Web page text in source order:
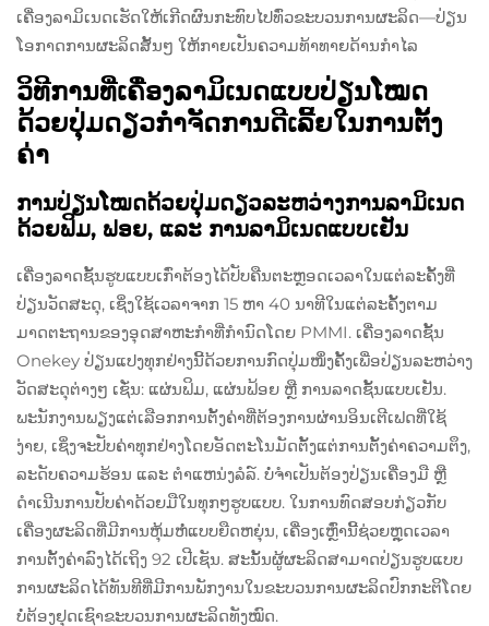
ເຄື່ອງລາມິເນດເຮັດໃຫ້ເກີດຜົນກະທົບໄປທົ່ວຂະບວນການຜະລິດ—ປ່ຽນ
ໂອກາດການຜະລິດສັ້ນໆ ໃຫ້ກາຍເປັນຄວາມທ້າທາຍດ້ານກຳໄລ
ວິທີການທີ່ເຄື່ອງລາມິເນດແບບປ່ຽນໂໝດ
ດ້ວຍປຸ່ມດຽວກຳຈັດການດີເລີ້ຍໃນການຕັ້ງ
ຄ່າ
ການປ່ຽນໂໝດດ້ວຍປຸ່ມດຽວລະຫວ່າງການລາມິເນດ
ດ້ວຍຟິມ, ຟອຍ, ແລະ ການລາມິເນດແບບເຢັນ
ເຄື່ອງລາດຊັ້ນຮູບແບບເກົ່າຕ້ອງໄດ້ປັບຄືນຕະຫຼອດເວລາໃນແຕ່ລະຄັ້ງທີ່
ປ່ຽນວັດສະດຸ, ເຊິ່ງໃຊ້ເວລາຈາກ 15 ຫາ 40 ນາທີໃນແຕ່ລະຄັ້ງຕາມ
ມາດຕະຖານຂອງອຸດສາຫະກໍາທີ່ກໍານົດໂດຍ PMMI. ເຄື່ອງລາດຊັ້ນ
Onekey ປ່ຽນແປງທຸກຢ່າງນີ້ດ້ວຍການກົດປຸ່ມໜຶ່ງຄັ້ງເພື່ອປ່ຽນລະຫວ່າງ
ວັດສະດຸຕ່າງໆ ເຊັ່ນ: ແຜ່ນຟິມ, ແຜ່ນຟ້ອຍ ຫຼື ການລາດຊັ້ນແບບເຢັນ.
ພະນັກງານພຽງແຕ່ເລືອກການຕັ້ງຄ່າທີ່ຕ້ອງການຜ່ານອິນເຕີເຟດທີ່ໃຊ້
ງ່າຍ, ເຊິ່ງຈະປັບຄ່າທຸກຢ່າງໂດຍອັດຕະໂນມັດຕັ້ງແຕ່ການຕັ້ງຄ່າຄວາມຕຶງ,
ລະດັບຄວາມຮ້ອນ ແລະ ຕຳແຫນ່ງລໍລ໌. ບໍ່ຈຳເປັນຕ້ອງປ່ຽນເຄື່ອງມື ຫຼື
ດຳເນີນການປັບຄ່າດ້ວຍມືໃນທຸກໆຮູບແບບ. ໃນການທົດສອບກ່ຽວກັບ
ເຄື່ອງຜະລິດທີ່ມີການຫຸ້ມຫໍ່ແບບຍືດຫຍຸ່ນ, ເຄື່ອງເຫຼົ່ານີ້ຊ່ວຍຫຼຸດເວລາ
ການຕັ້ງຄ່າລົງໄດ້ເຖິງ 92 ເປີເຊັນ. ສະນັ້ນຜູ້ຜະລິດສາມາດປ່ຽນຮູບແບບ
ການຜະລິດໄດ້ທັນທີທີ່ມີການພັກງານໃນຂະບວນການຜະລິດປົກກະຕິໂດຍ
ບໍ່ຕ້ອງຢຸດເຊົາຂະບວນການຜະລິດທັງໝົດ.